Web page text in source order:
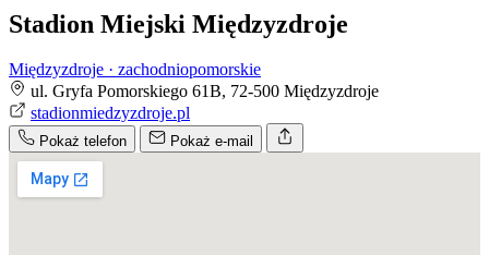
Stadion Miejski Międzyzdroje
Międzyzdroje · zachodniopomorskie
ul. Gryfa Pomorskiego 61B, 72-500 Międzyzdroje
stadionmiedzyzdroje.pl
Pokaż telefon Pokaż e-mail